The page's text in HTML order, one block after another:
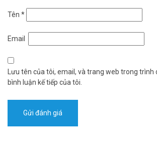
Tên *
Email
Lưu tên của tôi, email, và trang web trong trình
bình luận kế tiếp của tôi.